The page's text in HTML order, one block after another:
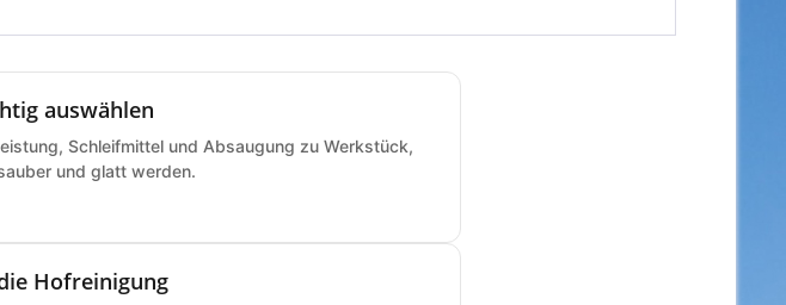
auswählen
Schleifmittel und Absaugung zu Werkstück,
und glatt werden.
Hofreinigung